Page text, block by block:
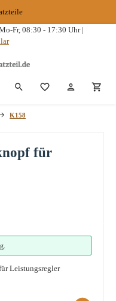
Fr, 08:30 - 17:30 Uhr |
Du hast 0
K158
für